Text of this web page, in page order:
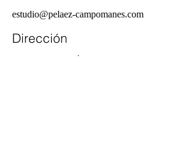
estudio@pelaez-campomanes.com
Dirección
C/ Juan Esplandiú 15, 4º.